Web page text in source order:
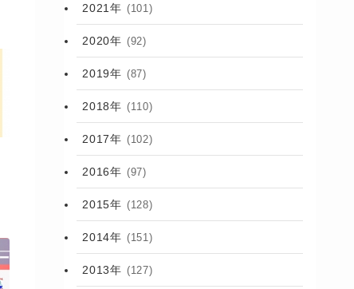
2021年 (101)
2020年 (92)
2019年 (87)
2018年 (110)
2017年 (102)
2016年 (97)
2015年 (128)
2014年 (151)
2013年 (127)